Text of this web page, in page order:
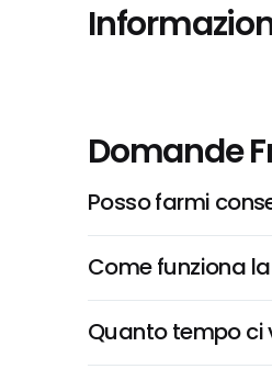
Domande
Posso farmi
Come funziona
Quanto tempo ci